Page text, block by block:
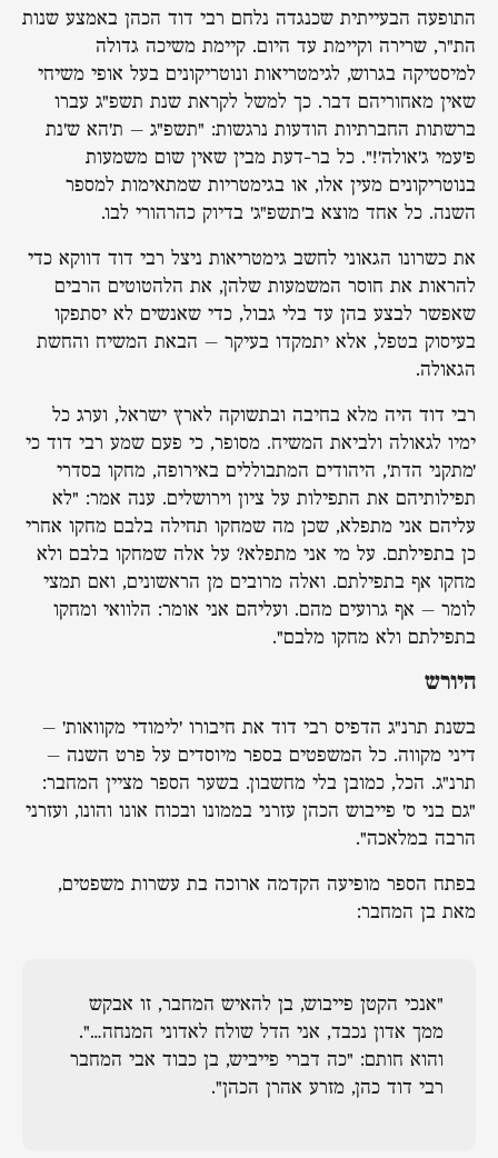
התופעה הבעייתית שכנגדה נלחם רבי דוד הכהן באמצע שנות
הת"ר, שרירה וקיימת עד היום. קיימת משיכה גדולה
למיסטיקה בגרוש, לגימטריאות ונוטריקונים בעל אופי משיחי
שאין מאחוריהם דבר. כך למשל לקראת שנת תשפ"ג עברו
ברשתות החברתיות הודעות נרגשות: "תשפ"ג – ת'הא ש'נת
פ'עמי ג'אולה'!". כל בר-דעת מבין שאין שום משמעות
בנוטריקונים מעין אלו, או בגימטריות שמתאימות למספר
השנה. כל אחד מוצא ב'תשפ"ג' בדיוק כהרהורי לבו.
את כשרונו הגאוני לחשב גימטריאות ניצל רבי דוד דווקא כדי
להראות את חוסר המשמעות שלהן, את הלהטוטים הרבים
שאפשר לבצע בהן עד בלי גבול, כדי שאנשים לא יסתפקו
בעיסוק בטפל, אלא יתמקדו בעיקר – הבאת המשיח והחשת
הגאולה.
רבי דוד היה מלא בחיבה ובתשוקה לארץ ישראל, וערג כל
ימיו לגאולה ולביאת המשיח. מסופר, כי פעם שמע רבי דוד כי
'מתקני הדת', היהודים המתבוללים באירופה, מחקו בסדרי
תפילותיהם את התפילות על ציון וירושלים. ענה אמר: "לא
עליהם אני מתפלא, שכן מה שמחקו תחילה בלבם מחקו אחרי
כן בתפילתם. על מי אני מתפלא? על אלה שמחקו בלבם ולא
מחקו אף בתפילתם. ואלה מרובים מן הראשונים, ואם תמצי
לומר – אף גרועים מהם. ועליהם אני אומר: הלוואי ומחקו
בתפילתם ולא מחקו מלבם".
היורש
בשנת תרנ"ג הדפיס רבי דוד את חיבורו 'לימודי מקוואות' –
דיני מקווה. כל המשפטים בספר מיוסדים על פרט השנה –
תרנ"ג. הכל, כמובן בלי מחשבון. בשער הספר מציין המחבר:
"גם בני ס' פייבוש הכהן עזרני בממונו ובכוח אונו והונו, ועזרני
הרבה במלאכה".
בפתח הספר מופיעה הקדמה ארוכה בת עשרות משפטים,
מאת בן המחבר:
"אנכי הקטן פייבוש, בן להאיש המחבר, זו אבקש
ממך אדון נכבד, אני הדל שולח לאדוני המנחה…".
והוא חותם: "כה דברי פייביש, בן כבוד אבי המחבר
רבי דוד כהן, מזרע אהרן הכהן".